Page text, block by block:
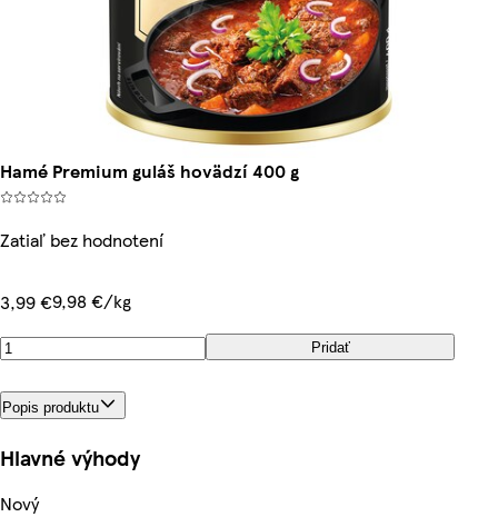
Hamé Premium guláš hovädzí 400 g
Zatiaľ bez hodnotení
3,99 €9,98 €/kg
Pridať
Popis produktu
Hlavné výhody
Nový